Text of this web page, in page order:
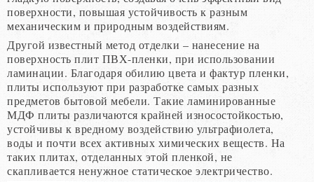
поверхности, повышая устойчивость к разным
механическим и природным воздействиям.
Другой известный метод отделки – нанесение на
поверхность плит ПВХ-пленки, при использовании
ламинации. Благодаря обилию цвета и фактур пленки,
плиты используют при разработке самых разных
предметов бытовой мебели. Такие ламинированные
МДФ плиты различаются крайней износостойкостью,
устойчивы к вредному воздействию ультрафиолета,
воды и почти всех активных химических веществ. На
таких плитах, отделанных этой пленкой, не
скапливается ненужное статическое электричество.